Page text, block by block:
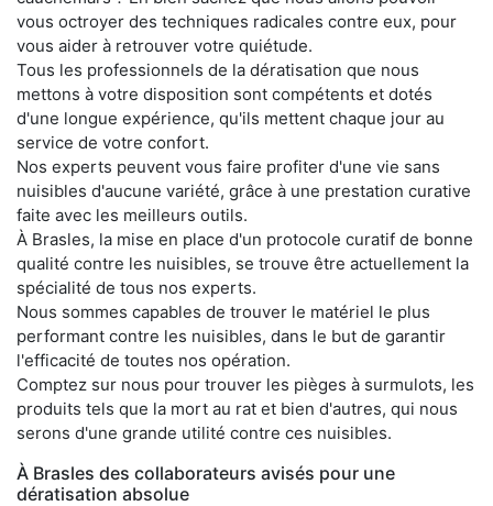
vous octroyer des techniques radicales contre eux, pour
vous aider à retrouver votre quiétude.
Tous les professionnels de la dératisation que nous
mettons à votre disposition sont compétents et dotés
d'une longue expérience, qu'ils mettent chaque jour au
service de votre confort.
Nos experts peuvent vous faire profiter d'une vie sans
nuisibles d'aucune variété, grâce à une prestation curative
faite avec les meilleurs outils.
À Brasles, la mise en place d'un protocole curatif de bonne
qualité contre les nuisibles, se trouve être actuellement la
spécialité de tous nos experts.
Nous sommes capables de trouver le matériel le plus
performant contre les nuisibles, dans le but de garantir
l'efficacité de toutes nos opération.
Comptez sur nous pour trouver les pièges à surmulots, les
produits tels que la mort au rat et bien d'autres, qui nous
serons d'une grande utilité contre ces nuisibles.
À Brasles des collaborateurs avisés pour une
dératisation absolue